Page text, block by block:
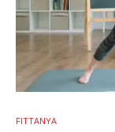
FITTANYA